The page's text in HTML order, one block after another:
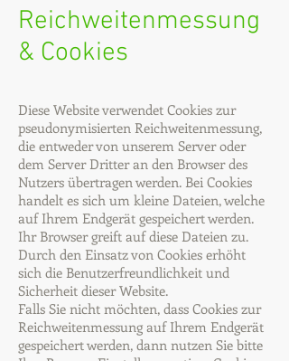
Reichweitenmessung
& Cookies
Diese Website verwendet Cookies zur
pseudonymisierten Reichweitenmessung,
die entweder von unserem Server oder
dem Server Dritter an den Browser des
Nutzers übertragen werden. Bei Cookies
handelt es sich um kleine Dateien, welche
auf Ihrem Endgerät gespeichert werden.
Ihr Browser greift auf diese Dateien zu.
Durch den Einsatz von Cookies erhöht
sich die Benutzerfreundlichkeit und
Sicherheit dieser Website.
Falls Sie nicht möchten, dass Cookies zur
Reichweitenmessung auf Ihrem Endgerät
gespeichert werden, dann nutzen Sie bitte